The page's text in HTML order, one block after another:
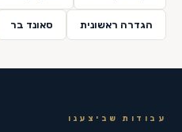
הגדרה ראשונית סאונד בר
עבודות שביצענו